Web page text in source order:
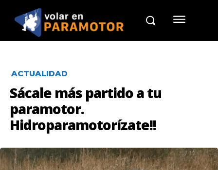
ACTUALIDAD
Sácale más partido a tu
paramotor.
Hidroparamotorízate!!